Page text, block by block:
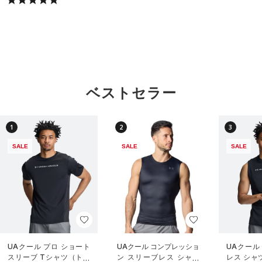
ベストセラー
1
SALE
UAクール プロ ショート
スリーブ Tシャツ（トレ
2
SALE
UAクール コンプレッショ
ン スリーブレス シャツ
3
SALE
UAクール
レス シャ